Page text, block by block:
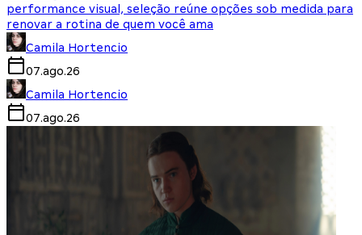
performance visual, seleção reúne opções sob medida para
renovar a rotina de quem você ama
Camila Hortencio
07.ago.26
Camila Hortencio
07.ago.26